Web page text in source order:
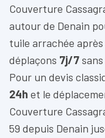
Couverture
autour de Denain
tuile arrachée
déplaçons 7j/7
Pour un devis
24h et le
Couverture
59 depuis Denain